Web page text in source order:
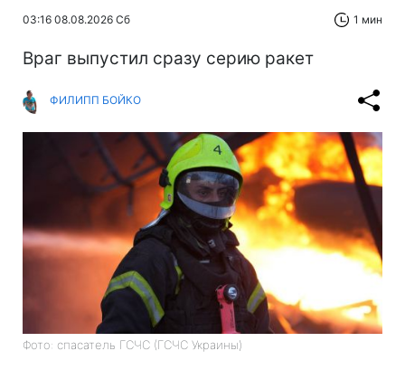
03:16 08.08.2026 Сб 1 мин
Враг выпустил сразу серию ракет
ФИЛИПП БОЙКО
Фото: спасатель ГСЧС (ГСЧС Украины)